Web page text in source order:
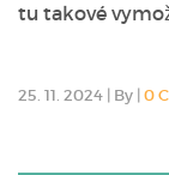
tu takové
25. 11. 2024 | By | 0